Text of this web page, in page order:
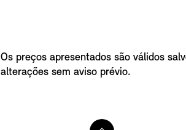
Os preços apresentados são válidos
alterações sem aviso prévio.